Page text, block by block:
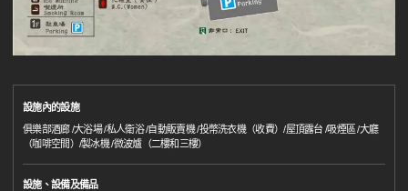
設施內的設施
俱樂部酒廊 /大浴場 /私人衛浴 /自動販賣機 /投幣洗衣機（收費）/屋頂露台 /吸煙區 /大廳
（咖啡空間）/製冰機 /微波爐（二樓和三樓）
設施、設備及備品